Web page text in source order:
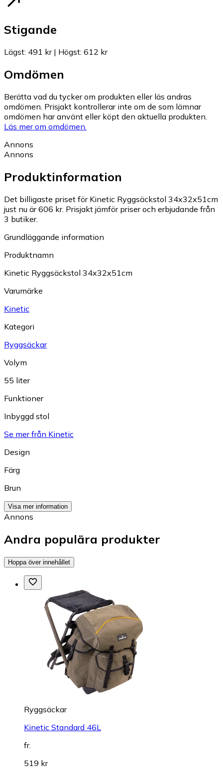
Stigande
Lägst: 491 kr| Högst: 612 kr
Omdömen
Berätta vad du tycker om produkten eller läs andras
omdömen. Prisjakt kontrollerar inte om de som lämnar
omdömen har använt eller köpt den aktuella produkten.
Läs mer om omdömen.
Annons
Annons
Produktinformation
Det billigaste priset för Kinetic Ryggsäckstol 34x32x51cm
just nu är 606 kr. Prisjakt jämför priser och erbjudande från
3 butiker.
Grundläggande information
Produktnamn
Kinetic Ryggsäckstol 34x32x51cm
Varumärke
Kinetic
Kategori
Ryggsäckar
Volym
55 liter
Funktioner
Inbyggd stol
Se mer från Kinetic
Design
Färg
Brun
Visa mer information
Annons
Andra populära produkter
Hoppa över innehållet
Ryggsäckar
Kinetic Standard 46L
fr.
519 kr